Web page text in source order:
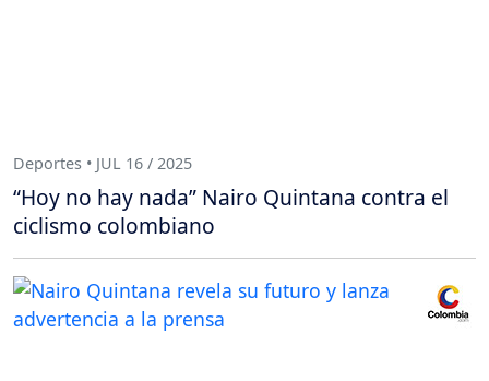
Deportes • JUL 16 / 2025
“Hoy no hay nada” Nairo Quintana contra el
ciclismo colombiano